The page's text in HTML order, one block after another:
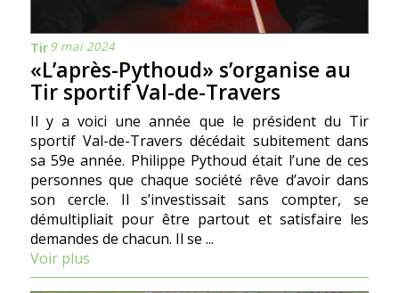
Tir9 mai 2024
«L’après-Pythoud» s’organise au
Tir sportif Val-de-Travers
Il y a voici une année que le président du Tir
sportif Val-de-Travers décédait subitement dans
sa 59e année. Philippe Pythoud était l’une de ces
personnes que chaque société rêve d’avoir dans
son cercle. Il s’investissait sans compter, se
démultipliait pour être partout et satisfaire les
demandes de chacun. Il se ...
Voir plus